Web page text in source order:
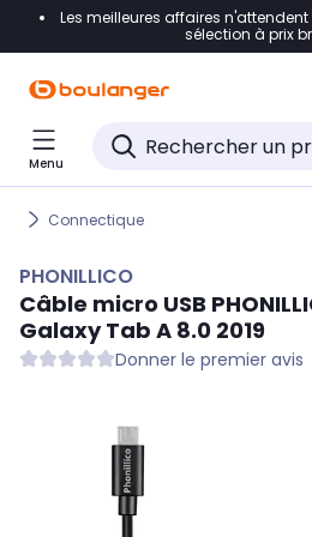
Accéder directement à la
Accéder directement au pied
Accéder directement au
Les meilleures affaires
sélection à prix
Menu
Connectique
PHONILLICO
Câble micro USB
Galaxy Tab A 8.0 2019
Donner le premier avis